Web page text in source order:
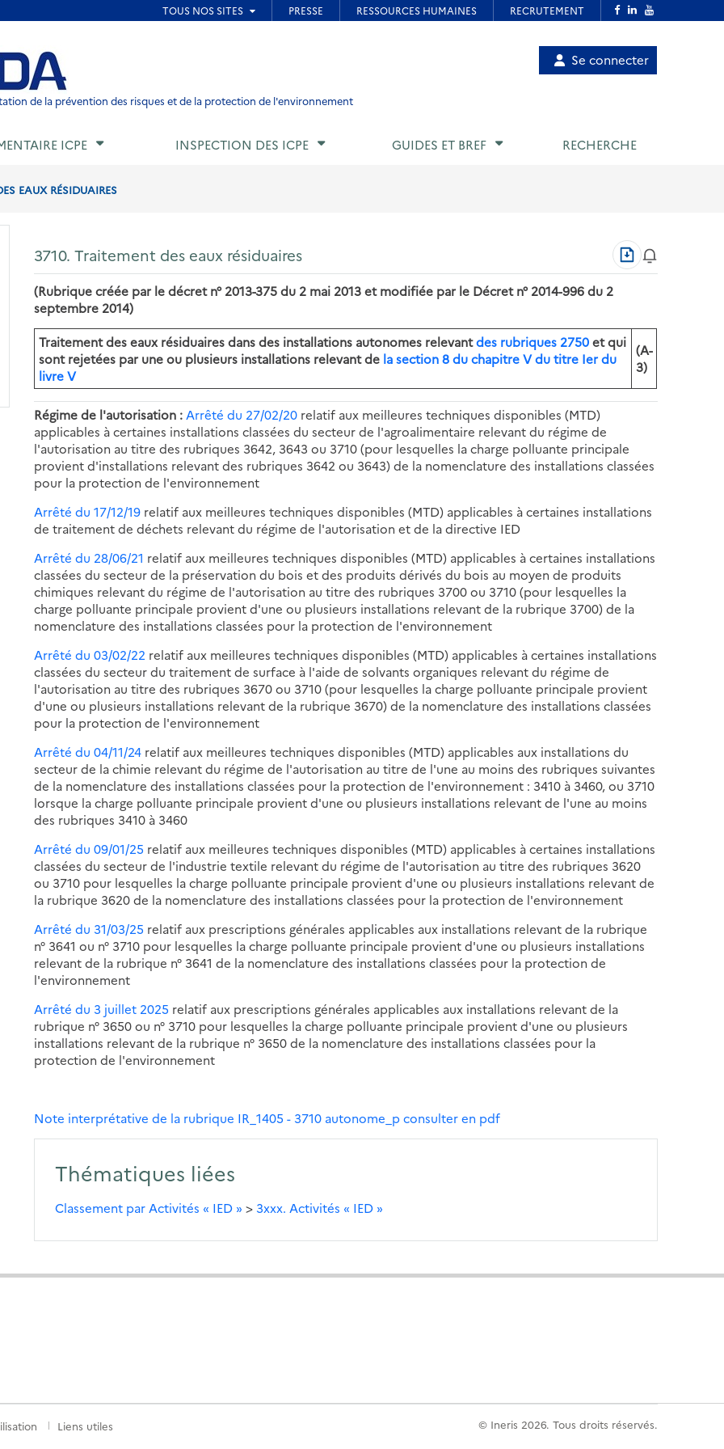
de page
de la prévention des risques et de la protection de l'environnement
Menu
utilisateur
Se connecter
ICPE INSPECTION DES ICPE GUIDES ET BREF RECHERCHE
EAUX RÉSIDUAIRES
3710. Traitement des eaux résiduaires
Télécharger
au
(Rubrique créée par le décret n° 2013-375 du 2 mai 2013 et modifiée par le Décret n° 2014-996 du 2
septembre 2014)
Traitement des eaux résiduaires dans des installations autonomes relevantdes rubriques 2750et qui
sont rejetées par une ou plusieurs installations relevant de la section 8 du chapitre V du titre Ier du
livre V
(A-
3)
Régime de l'autorisation : Arrêté du 27/02/20 relatif aux meilleures techniques disponibles (MTD)
applicables à certaines installations classées du secteur de l'agroalimentaire relevant du régime de
l'autorisation au titre des rubriques 3642, 3643 ou 3710 (pour lesquelles la charge polluante principale
provient d'installations relevant des rubriques 3642 ou 3643) de la nomenclature des installations classées
pour la protection de l'environnement
Arrêté du 17/12/19 relatif aux meilleures techniques disponibles (MTD) applicables à certaines installations
de traitement de déchets relevant du régime de l'autorisation et de la directive IED
Arrêté du 28/06/21 relatif aux meilleures techniques disponibles (MTD) applicables à certaines installations
classées du secteur de la préservation du bois et des produits dérivés du bois au moyen de produits
chimiques relevant du régime de l'autorisation au titre des rubriques 3700 ou 3710 (pour lesquelles la
charge polluante principale provient d'une ou plusieurs installations relevant de la rubrique 3700) de la
nomenclature des installations classées pour la protection de l'environnement
Arrêté du 03/02/22 relatif aux meilleures techniques disponibles (MTD) applicables à certaines installations
classées du secteur du traitement de surface à l'aide de solvants organiques relevant du régime de
l'autorisation au titre des rubriques 3670 ou 3710 (pour lesquelles la charge polluante principale provient
d'une ou plusieurs installations relevant de la rubrique 3670) de la nomenclature des installations classées
pour la protection de l'environnement
Arrêté du 04/11/24 relatif aux meilleures techniques disponibles (MTD) applicables aux installations du
secteur de la chimie relevant du régime de l'autorisation au titre de l'une au moins des rubriques suivantes
de la nomenclature des installations classées pour la protection de l'environnement : 3410 à 3460, ou 3710
lorsque la charge polluante principale provient d'une ou plusieurs installations relevant de l'une au moins
des rubriques 3410 à 3460
Arrêté du 09/01/25 relatif aux meilleures techniques disponibles (MTD) applicables à certaines installations
classées du secteur de l'industrie textile relevant du régime de l'autorisation au titre des rubriques 3620
ou 3710 pour lesquelles la charge polluante principale provient d'une ou plusieurs installations relevant de
la rubrique 3620 de la nomenclature des installations classées pour la protection de l'environnement
Arrêté du 31/03/25 relatif aux prescriptions générales applicables aux installations relevant de la rubrique
n° 3641 ou n° 3710 pour lesquelles la charge polluante principale provient d'une ou plusieurs installations
relevant de la rubrique n° 3641 de la nomenclature des installations classées pour la protection de
l'environnement
Arrêté du 3 juillet 2025 relatif aux prescriptions générales applicables aux installations relevant de la
rubrique n° 3650 ou n° 3710 pour lesquelles la charge polluante principale provient d'une ou plusieurs
installations relevant de la rubrique n° 3650 de la nomenclature des installations classées pour la
protection de l'environnement
Note interprétative de la rubrique IR_1405 - 3710 autonome_p consulter en pdf
Thématiques liées
Classement par Activités « IED » > 3xxx. Activités « IED »
Liens utiles © Ineris 2026. Tous droits réservés.